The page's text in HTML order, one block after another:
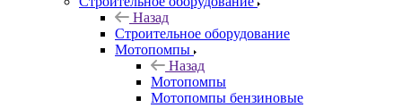
Назад
Строительное оборудование
Мотопомпы
Назад
Мотопомпы
Мотопомпы бензиновые